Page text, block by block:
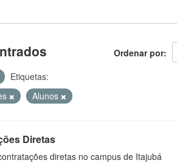
Ordenar por
Etiquetas:
Alunos
Diretas
diretas no campus de Itajubá